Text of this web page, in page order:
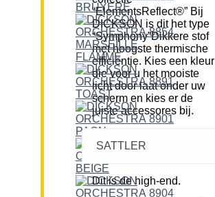
“ElementsReflect®” Bij
DICKSON is dit het type
“Symphony”Dikkere stof
met hoogste thermische
efficiëntie. Kies een kleur
die voor u het mooiste
licht door laat onder uw
scherm en kies er de
juiste accessores bij.
SATTLER
Dit is de high-end.